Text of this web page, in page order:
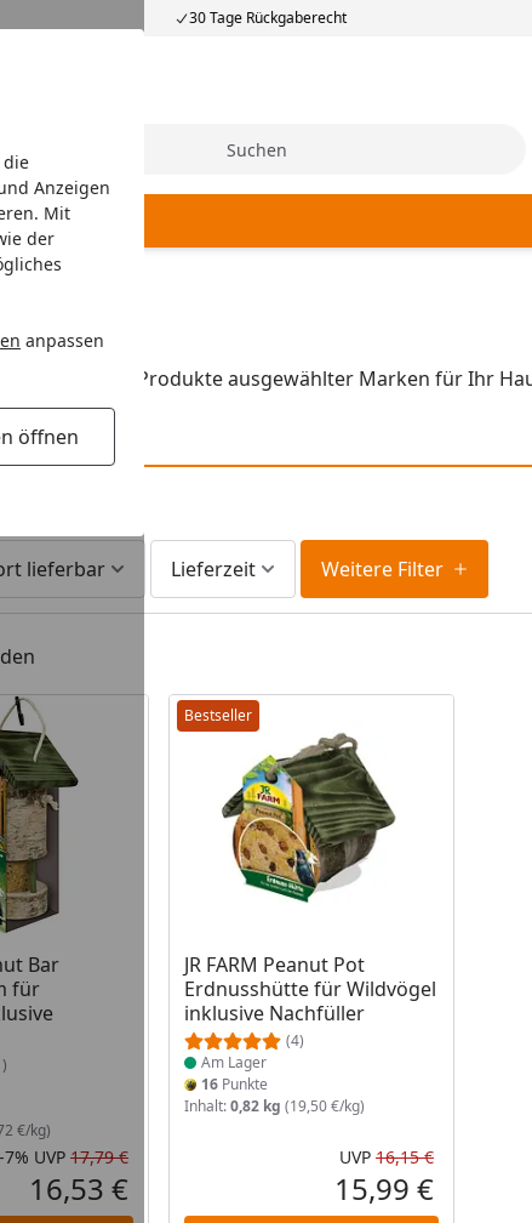
die
Anzeigen
Mit
der
anpassen
öffnen
30 Tage Rückgaberecht
Suche
Sie passende Produkte ausgewählter Marken für Ihr
lieferbar Lieferzeit Weitere Filter
Bar
für
€/kg)
Rabatt in Prozent
-7%
Ursprünglicher Preis
UVP 17,79 €
Aktueller Preis
16,53 €
Bestseller
JR FARM Peanut Pot
Erdnusshütte für Wildvögel
inklusive Nachfüller
(4)
Produkt am Lager
Am Lager
16 Punkte
Inhalt:0,82 kg (19,50 €/kg)
UVP 16,15 €
Aktueller
15,99 €